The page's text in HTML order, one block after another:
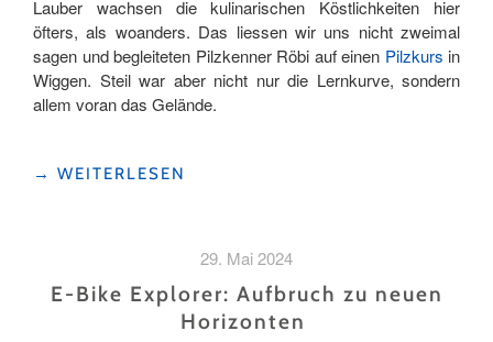
Lauber wachsen die kulinarischen Köstlichkeiten hier
öfters, als woanders. Das liessen wir uns nicht zweimal
sagen und begleiteten Pilzkenner Röbi auf einen Pilzkurs in
Wiggen. Steil war aber nicht nur die Lernkurve, sondern
allem voran das Gelände.
"IN
→ WEITERLESEN
29. Mai 2024
E-Bike Explorer: Aufbruch zu neuen
Horizonten